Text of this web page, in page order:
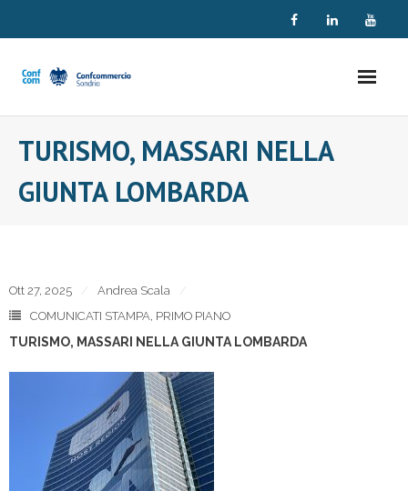
TURISMO, MASSARI NELLA
GIUNTA LOMBARDA
Ott 27, 2025
Andrea Scala
COMUNICATI STAMPA, PRIMO PIANO
TURISMO, MASSARI NELLA GIUNTA LOMBARDA